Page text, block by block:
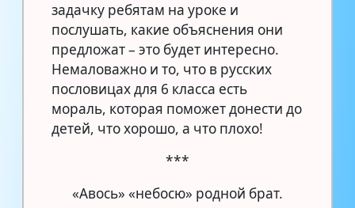
задачку ребятам на уроке и
послушать, какие объяснения они
предложат – это будет интересно.
Немаловажно и то, что в русских
пословицах для 6 класса есть
мораль, которая поможет донести до
детей, что хорошо, а что плохо!
***
«Авось» «небосю» родной брат.